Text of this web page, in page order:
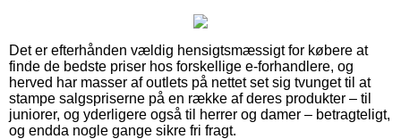
Det er efterhånden vældig hensigtsmæssigt for købere at
finde de bedste priser hos forskellige e-forhandlere, og
herved har masser af outlets på nettet set sig tvunget til at
stampe salgspriserne på en række af deres produkter – til
juniorer, og yderligere også til herrer og damer – betragteligt,
og endda nogle gange sikre fri fragt.